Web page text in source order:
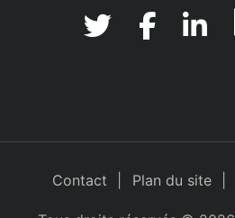
Contact Plan du site